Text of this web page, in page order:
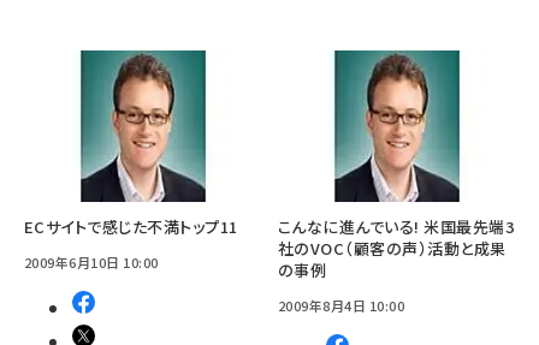
ECサイトで感じた不満トップ11
2009年6月10日 10:00
こんなに進んでいる! 米国最先端3
社のVOC（顧客の声）活動と成果
の事例
2009年8月4日 10:00